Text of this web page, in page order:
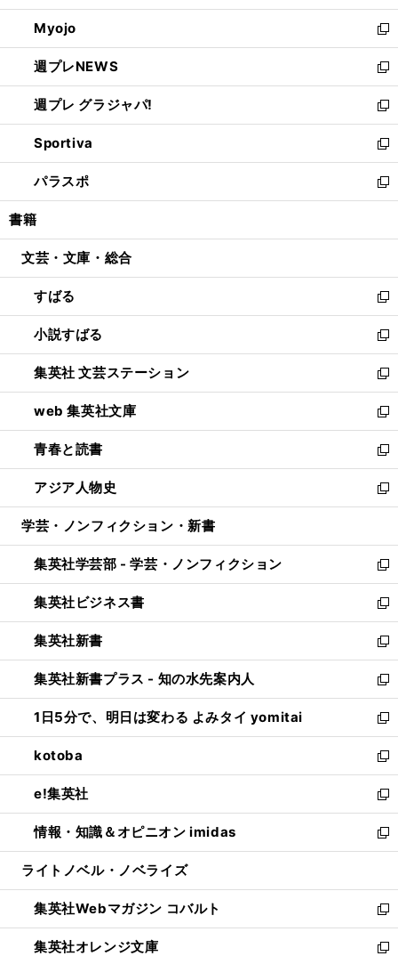
開
く
ウ
で
開
く
ン
ド
ウ
で
開
く
ウ
ィ
ン
ド
ウ
で
開
く
Myojo
新
し
い
ウ
ィ
ン
ド
ウ
で
開
週プレNEWS
新
し
い
ウ
ィ
ン
ド
ウ
開
週プレ グラジャパ!
新
し
い
ウ
ィ
ン
ウ
開
く
Sportiva
新
し
い
ウ
ン
ウ
で
開
く
パラスポ
新
し
ウ
ン
ド
ウ
で
開
く
書籍
文芸・文庫・総合
すばる
新
し
い
ウ
ィ
ン
ド
ウ
で
開
く
小説すばる
新
し
い
ウ
ィ
ン
ド
ウ
で
開
集英社 文芸ステーション
新
し
い
ウ
ィ
ン
ド
ウ
開
く
web 集英社文庫
新
し
い
ウ
ィ
ン
ウ
で
開
く
青春と読書
新
し
い
ウ
ン
ド
ウ
で
開
く
アジア人物史
新
し
ウ
ィ
ン
ド
ウ
で
開
く
学芸・ノンフィクション・新書
集英社学芸部 - 学芸・ノンフィクション
新
し
い
ウ
ィ
ン
ド
ウ
で
開
く
集英社ビジネス書
新
し
い
ウ
ィ
ン
ド
ウ
で
開
く
集英社新書
新
し
い
ウ
ィ
ン
ド
ウ
で
開
く
集英社新書プラス - 知の水先案内人
新
し
い
ウ
ィ
ン
ド
ウ
で
開
1日5分で、明日は変わる よみタイ yomitai
新
し
い
ウ
ィ
ン
ド
ウ
開
く
kotoba
新
し
い
ウ
ィ
ン
ウ
で
開
く
e!集英社
新
し
い
ウ
ン
ド
ウ
で
情報・知識＆オピニオン imidas
新
し
ウ
ィ
ン
ド
ライトノベル・ノベライズ
集英社Webマガジン コバルト
新
し
い
集英社オレンジ文庫
新